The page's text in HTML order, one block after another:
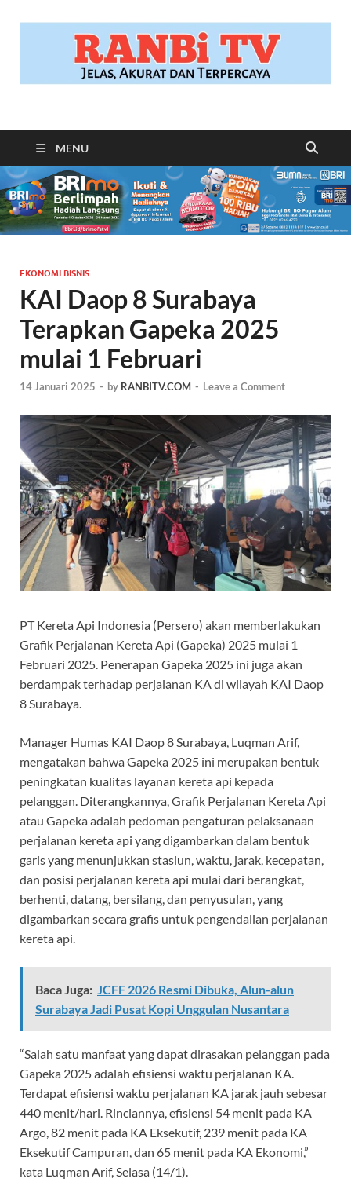
RANBITV.COM
MENU
EKONOMI BISNIS
KAI Daop 8 Surabaya
Terapkan Gapeka 2025
mulai 1 Februari
14 Januari 2025 - by RANBITV.COM - Leave a Comment
PT Kereta Api Indonesia (Persero) akan memberlakukan
Grafik Perjalanan Kereta Api (Gapeka) 2025 mulai 1
Februari 2025. Penerapan Gapeka 2025 ini juga akan
berdampak terhadap perjalanan KA di wilayah KAI Daop
8 Surabaya.
Manager Humas KAI Daop 8 Surabaya, Luqman Arif,
mengatakan bahwa Gapeka 2025 ini merupakan bentuk
peningkatan kualitas layanan kereta api kepada
pelanggan. Diterangkannya, Grafik Perjalanan Kereta Api
atau Gapeka adalah pedoman pengaturan pelaksanaan
perjalanan kereta api yang digambarkan dalam bentuk
garis yang menunjukkan stasiun, waktu, jarak, kecepatan,
dan posisi perjalanan kereta api mulai dari berangkat,
berhenti, datang, bersilang, dan penyusulan, yang
digambarkan secara grafis untuk pengendalian perjalanan
kereta api.
Baca Juga: JCFF 2026 Resmi Dibuka, Alun-alun
Surabaya Jadi Pusat Kopi Unggulan Nusantara
“Salah satu manfaat yang dapat dirasakan pelanggan pada
Gapeka 2025 adalah efisiensi waktu perjalanan KA.
Terdapat efisiensi waktu perjalanan KA jarak jauh sebesar
440 menit/hari. Rinciannya, efisiensi 54 menit pada KA
Argo, 82 menit pada KA Eksekutif, 239 menit pada KA
Eksekutif Campuran, dan 65 menit pada KA Ekonomi,”
kata Luqman Arif, Selasa (14/1).